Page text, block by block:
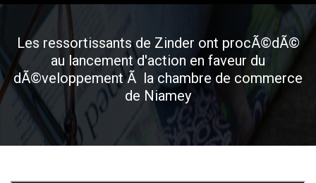
navigation
Les ressortissants de Zinder ont procÃ©dÃ©
au lancement d'action en faveur du
dÃ©veloppement Ã la chambre de commerce
de Niamey